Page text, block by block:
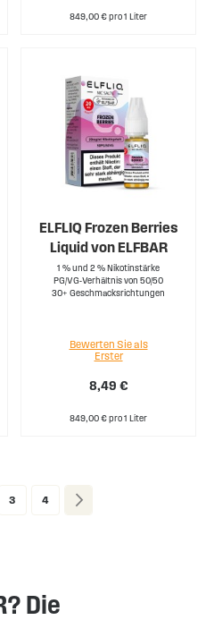
849,00 € pro 1 Liter
ELFLIQ Frozen Berries
Liquid von ELFBAR
1 % und 2 % Nikotinstärke
PG/VG-Verhältnis von 50/50
30+ Geschmacksrichtungen
8,49 €
Bewerten Sie als
Erster
849,00 € pro 1 Liter
reading page
Page
3 Page
4
Die